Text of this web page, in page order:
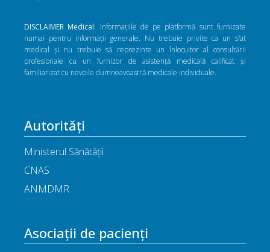
DISCLAIMER Medical: Informațiile de pe platformă sunt furnizate
numai pentru informații generale. Nu trebuie privite ca un sfat
medical și nu trebuie să reprezinte un înlocuitor al consultării
profesionale cu un furnizor de asistență medicală calificat și
familiarizat cu nevoile dumneavoastră medicale individuale.
Autorități
Ministerul Sănătății
CNAS
ANMDMR
Asociații de pacienți